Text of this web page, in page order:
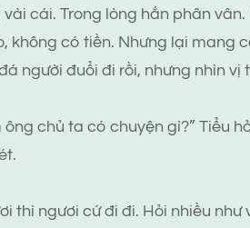
cái. Trong lòng hắn phân
không có tiền. Nhưng lại mang
người đuổi đi rồi, nhưng nhìn vị
chủ ta có chuyện gì?” Tiểu
thì ngươi cứ đi đi. Hỏi nhiều như